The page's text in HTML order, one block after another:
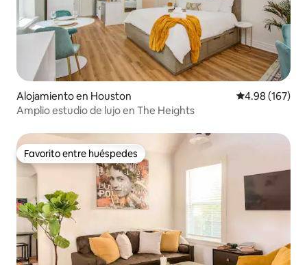
Alojamiento en Houston Calificación
4.98 (167)
Amplio estudio de lujo en The Heights
Favorito entre huéspedes
Favorito entre huéspedes